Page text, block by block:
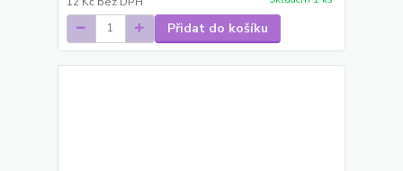
Přidat do košíku